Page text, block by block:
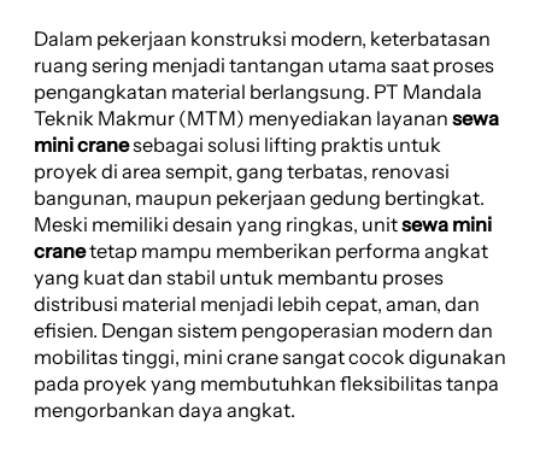
Dalam pekerjaan konstruksi modern, keterbatasan
ruang sering menjadi tantangan utama saat proses
pengangkatan material berlangsung. PT Mandala
Teknik Makmur (MTM) menyediakan layanan sewa
mini cranesebagai solusi lifting praktis untuk
proyek di area sempit, gang terbatas, renovasi
bangunan, maupun pekerjaan gedung bertingkat.
Meski memiliki desain yang ringkas, unitsewa mini
cranetetap mampu memberikan performa angkat
yang kuat dan stabil untuk membantu proses
distribusi material menjadi lebih cepat, aman, dan
efisien. Dengan sistem pengoperasian modern dan
mobilitas tinggi, mini crane sangat cocok digunakan
pada proyek yang membutuhkan fleksibilitas tanpa
mengorbankan daya angkat.